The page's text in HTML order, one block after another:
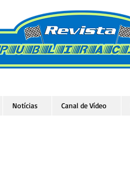
Notícias Canal de Vídeo